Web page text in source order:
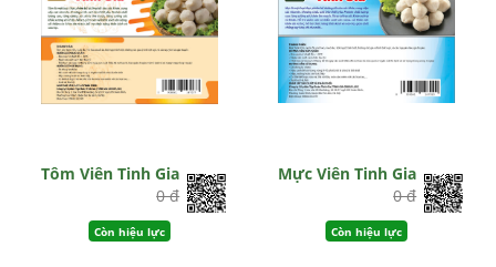
Tôm Viên Tinh Gia
0 đ
Còn hiệu lực
Mực Viên Tinh Gia
0 đ
Còn hiệu lực